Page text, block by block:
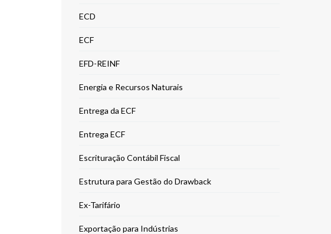
ECD
ECF
EFD-REINF
Energia e Recursos Naturais
Entrega da ECF
Entrega ECF
Escrituração Contábil Fiscal
Estrutura para Gestão do Drawback
Ex-Tarifário
Exportação para Indústrias